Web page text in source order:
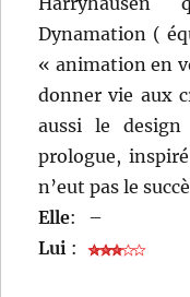
Dynamation (
« animation en
donner vie aux
aussi le
prologue,
n’eut pas le
Elle:
–
Lui :